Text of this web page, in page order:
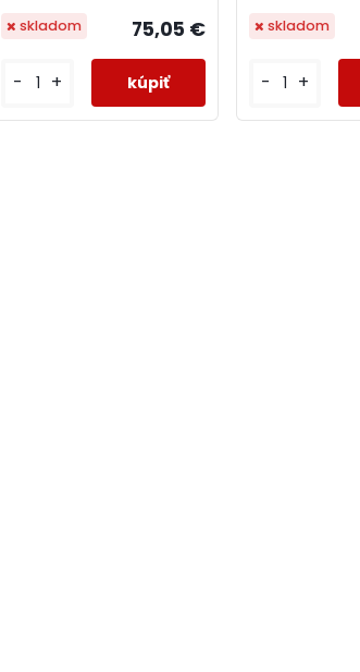
75,05 €
- +
skladom
- +
skladom